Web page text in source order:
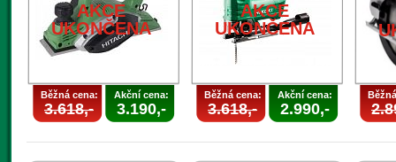
AKCE
UKONČENA
Běžná cena:
3.618,-
Akční cena:
3.190,-
AKCE
UKONČENA
Běžná cena:
3.618,-
Akční cena:
2.990,-